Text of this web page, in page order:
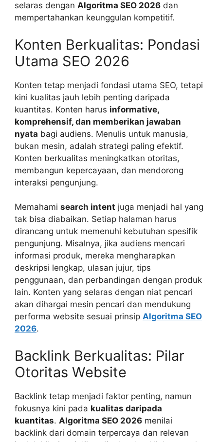
selaras dengan Algoritma SEO 2026 dan
mempertahankan keunggulan kompetitif.
Konten Berkualitas: Pondasi
Utama SEO 2026
Konten tetap menjadi fondasi utama SEO, tetapi
kini kualitas jauh lebih penting daripada
kuantitas. Konten harus informative,
komprehensif, dan memberikan jawaban
nyata bagi audiens. Menulis untuk manusia,
bukan mesin, adalah strategi paling efektif.
Konten berkualitas meningkatkan otoritas,
membangun kepercayaan, dan mendorong
interaksi pengunjung.
Memahami search intent juga menjadi hal yang
tak bisa diabaikan. Setiap halaman harus
dirancang untuk memenuhi kebutuhan spesifik
pengunjung. Misalnya, jika audiens mencari
informasi produk, mereka mengharapkan
deskripsi lengkap, ulasan jujur, tips
penggunaan, dan perbandingan dengan produk
lain. Konten yang selaras dengan niat pencari
akan dihargai mesin pencari dan mendukung
performa website sesuai prinsip Algoritma SEO
2026.
Backlink Berkualitas: Pilar
Otoritas Website
Backlink tetap menjadi faktor penting, namun
fokusnya kini pada kualitas daripada
kuantitas. Algoritma SEO 2026 menilai
backlink dari domain terpercaya dan relevan